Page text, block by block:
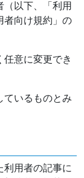
（以下、「利用
者向け規約」の
意に変更でき
ているものとみ
利用者の記事に